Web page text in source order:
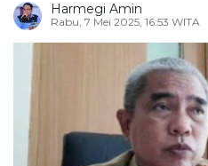
Harmegi Amin
Rabu, 7 Mei 2025, 16:53 WITA